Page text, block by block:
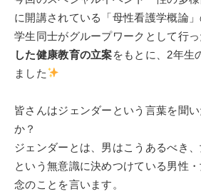
に開講されている「母性看護学概論
学生同士がグループワークとして行っ
した健康教育の立案をもとに、2年生
ました
皆さんはジェンダーという言葉を聞
か？
ジェンダーとは、男はこうあるべき、
という無意識に決めつけている男性
念のことを言います。